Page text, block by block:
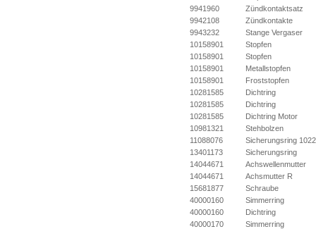
9941960
Zündkontaktsatz
9942108
Zündkontakte
9943232
Stange Vergaser
10158901
Stopfen
10158901
Stopfen
10158901
Metallstopfen
10158901
Froststopfen
10281585
Dichtring
10281585
Dichtring
10281585
Dichtring Motor
10981321
Stehbolzen
11088076
Sicherungsring
13401173
Sicherungsring
14044671
Achswellenmutter
14044671
Achsmutter R
15681877
Schraube
40000160
Simmerring
40000160
Dichtring
40000170
Simmerring